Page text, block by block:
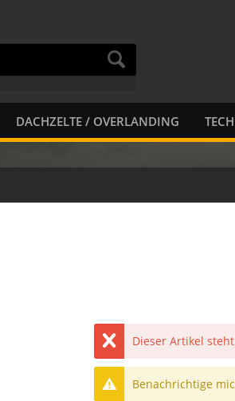
DACHZELTE / OVERLANDING
Dieser Artikel
Benachrichtige